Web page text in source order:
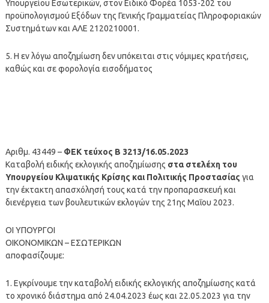
Υπουργείου Εσωτερικών, στον Ειδικό Φορέα 1053-202 του
προϋπολογισμού Εξόδων της Γενικής Γραμματείας Πληροφοριακών
Συστημάτων και ΑΛΕ 2120210001.
5. Η εν λόγω αποζημίωση δεν υπόκειται στις νόμιμες κρατήσεις,
καθώς και σε φορολογία εισοδήματος
Αριθμ. 43449 – ΦΕΚ τεύχος Β 3213/16.05.2023
Καταβολή ειδικής εκλογικής αποζημίωσης στα στελέχη του
Υπουργείου Κλιματικής Κρίσης και Πολιτικής Προστασίας για
την έκτακτη απασχόλησή τους κατά την προπαρασκευή και
διενέργεια των βουλευτικών εκλογών της 21ης Μαΐου 2023.
ΟΙ ΥΠΟΥΡΓΟΙ
ΟΙΚΟΝΟΜΙΚΩΝ – ΕΣΩΤΕΡΙΚΩΝ
αποφασίζουμε:
1. Εγκρίνουμε την καταβολή ειδικής εκλογικής αποζημίωσης κατά
το χρονικό διάστημα από 24.04.2023 έως και 22.05.2023 για την